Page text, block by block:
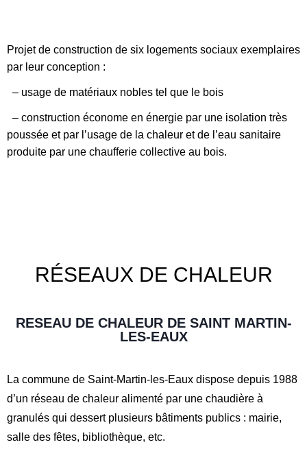
Projet de construction de six logements sociaux exemplaires
par leur conception :
– usage de matériaux nobles tel que le bois
– construction économe en énergie par une isolation très
poussée et par l’usage de la chaleur et de l’eau sanitaire
produite par une chaufferie collective au bois.
RÉSEAUX DE CHALEUR
RESEAU DE CHALEUR DE SAINT MARTIN-
LES-EAUX
La commune de Saint-Martin-les-Eaux dispose depuis 1988
d’un réseau de chaleur alimenté par une chaudière à
granulés qui dessert plusieurs bâtiments publics : mairie,
salle des fêtes, bibliothèque, etc.